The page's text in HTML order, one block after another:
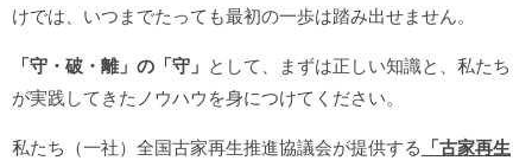
けでは、いつまでたっても最初の一歩は踏み出せません。
「守・破・離」の「守」 として、まずは正しい知識と、私たち
が実践してきたノウハウを身につけてください。
私たち（一社）全国古家再生推進協議会が提供する 「古家再生